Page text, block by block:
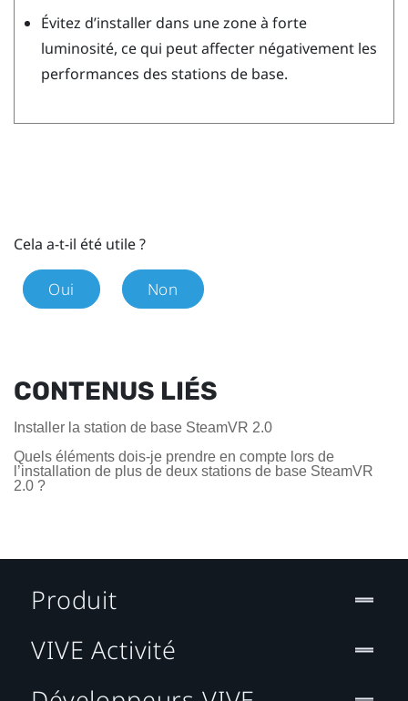
Évitez d’installer dans une zone à forte
luminosité, ce qui peut affecter négativement les
performances des stations de base.
Cela a-t-il été utile ?
Oui Non
CONTENUS LIÉS
Installer la station de base SteamVR 2.0
Quels éléments dois-je prendre en compte lors de
l’installation de plus de deux stations de base SteamVR
2.0 ?
Produit
VIVE Activité